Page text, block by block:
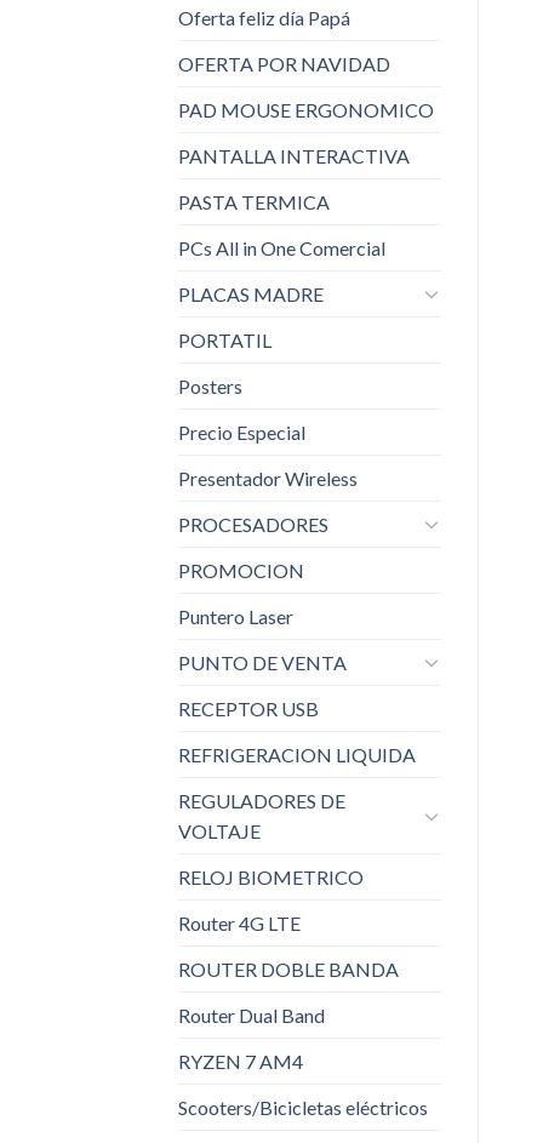
Oferta feliz día Papá
OFERTA POR NAVIDAD
PAD MOUSE ERGONOMICO
PANTALLA INTERACTIVA
PASTA TERMICA
PCs All in One Comercial
PLACAS MADRE
PORTATIL
Posters
Precio Especial
Presentador Wireless
PROCESADORES
PROMOCION
Puntero Laser
PUNTO DE VENTA
RECEPTOR USB
REFRIGERACION LIQUIDA
REGULADORES DE
VOLTAJE
RELOJ BIOMETRICO
Router 4G LTE
ROUTER DOBLE BANDA
Router Dual Band
RYZEN 7 AM4
Scooters/Bicicletas eléctricos